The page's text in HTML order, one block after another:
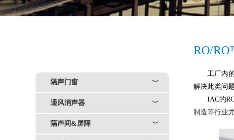
﹀
隔声门窗
﹀
通风消声器
﹀
隔声间&屏障
RO/
工厂内
解决此类问
IAC的
制造等行业